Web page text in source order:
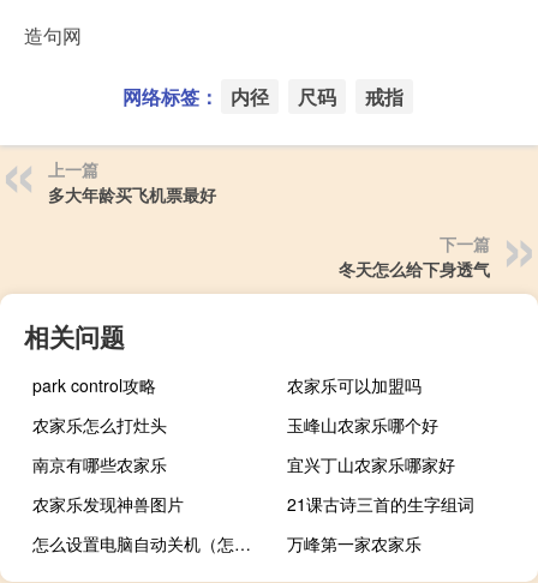
造句网
网络标签： 内径 尺码 戒指
上一篇
多大年龄买飞机票最好
下一篇
冬天怎么给下身透气
相关问题
park control攻略
农家乐可以加盟吗
农家乐怎么打灶头
玉峰山农家乐哪个好
南京有哪些农家乐
宜兴丁山农家乐哪家好
农家乐发现神兽图片
21课古诗三首的生字组词
怎么设置电脑自动关机（怎么设置电脑自动关机）
万峰第一家农家乐